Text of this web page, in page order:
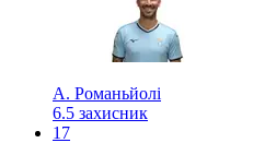
А. Романьйолі
6.5 захисник
17